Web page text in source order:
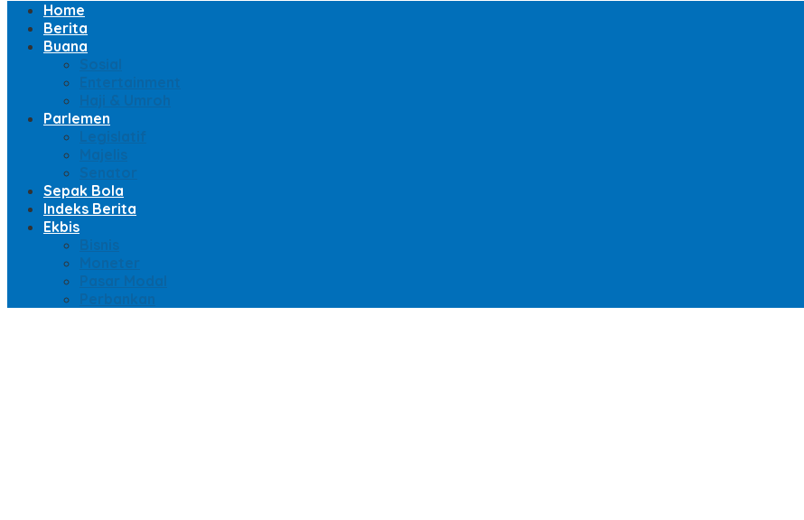
Home
Berita
Buana
Sosial
Entertainment
Haji & Umroh
Parlemen
Legislatif
Majelis
Senator
Sepak Bola
Indeks Berita
Ekbis
Bisnis
Moneter
Pasar Modal
Perbankan